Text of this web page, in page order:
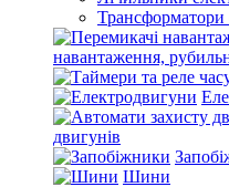
Трансформатори
навантаження,
двигунів
Шини